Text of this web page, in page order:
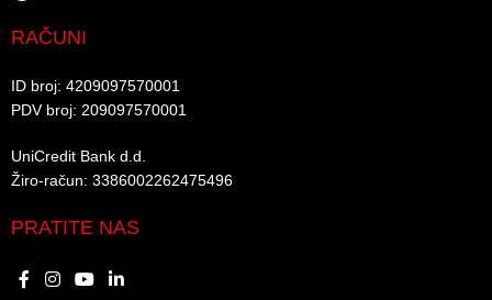
RAČUNI
ID broj: 4209097570001​
PDV broj: 209097570001 ​
UniCredit Bank d.d.​
Žiro-račun: 3386002262475496​​
PRATITE NAS